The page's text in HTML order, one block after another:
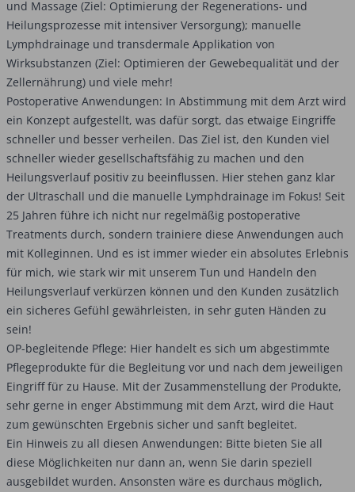
und Massage (Ziel: Optimierung der Regenerations- und
Heilungsprozesse mit intensiver Versorgung); manuelle
Lymphdrainage und transdermale Applikation von
Wirksubstanzen (Ziel: Optimieren der Gewebequalität und der
Zellernährung) und viele mehr!
Postoperative Anwendungen: In Abstimmung mit dem Arzt wird
ein Konzept aufgestellt, was dafür sorgt, das etwaige Eingriffe
schneller und besser verheilen. Das Ziel ist, den Kunden viel
schneller wieder gesellschaftsfähig zu machen und den
Heilungsverlauf positiv zu beeinflussen. Hier stehen ganz klar
der Ultraschall und die manuelle Lymphdrainage im Fokus! Seit
25 Jahren führe ich nicht nur regelmäßig postoperative
Treatments durch, sondern trainiere diese Anwendungen auch
mit Kolleginnen. Und es ist immer wieder ein absolutes Erlebnis
für mich, wie stark wir mit unserem Tun und Handeln den
Heilungsverlauf verkürzen können und den Kunden zusätzlich
ein sicheres Gefühl gewährleisten, in sehr guten Händen zu
sein!
OP-begleitende Pflege: Hier handelt es sich um abgestimmte
Pflegeprodukte für die Begleitung vor und nach dem jeweiligen
Eingriff für zu Hause. Mit der Zusammenstellung der Produkte,
sehr gerne in enger Abstimmung mit dem Arzt, wird die Haut
zum gewünschten Ergebnis sicher und sanft begleitet.
Ein Hinweis zu all diesen Anwendungen: Bitte bieten Sie all
diese Möglichkeiten nur dann an, wenn Sie darin speziell
ausgebildet wurden. Ansonsten wäre es durchaus möglich,